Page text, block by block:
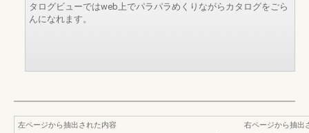
タログビューではweb上でパラパラめくりながらカタログをごら
んになれます。
左ページから抽出された内容
右ページから抽出